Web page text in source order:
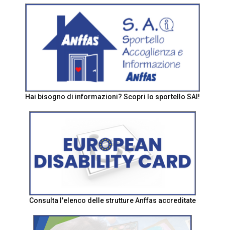
Hai bisogno di informazioni? Scopri lo sportello SAI!
Consulta l'elenco delle strutture Anffas accreditate